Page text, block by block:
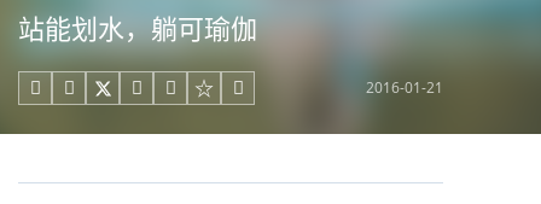
站能划水，躺可瑜伽
     2016-01-21